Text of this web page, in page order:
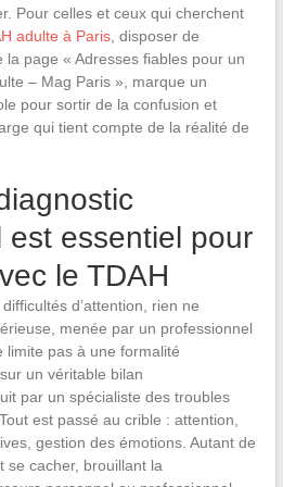
Pour celles et ceux qui cherchent
adulte à Paris, disposer de
la page « Adresses fiables pour un
– Mag Paris », marque un
pour sortir de la confusion et
qui tient compte de la réalité de
est essentiel pour
le TDAH
d’attention, rien ne
menée par un professionnel
limite pas à une formalité
un véritable bilan
par un spécialiste des troubles
est passé au crible : attention,
gestion des émotions. Autant de
se cacher, brouillant la